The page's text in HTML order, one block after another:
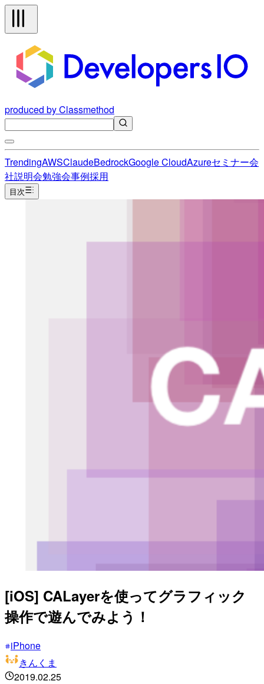
produced by Classmethod
TrendingAWSClaudeBedrockGoogle CloudAzureセミナー会
社説明会勉強会事例採用
目次
[iOS] CALayerを使ってグラフィック
操作で遊んでみよう！
iPhone
きんくま
2019.02.25